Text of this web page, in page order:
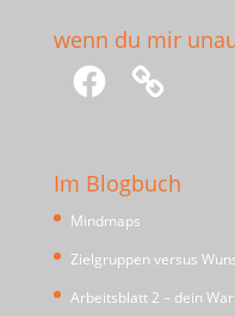
wenn du mir
Facebook
Im Blogbuch
Mindmaps
Zielgruppen versus
Arbeitsblatt 2 – dein